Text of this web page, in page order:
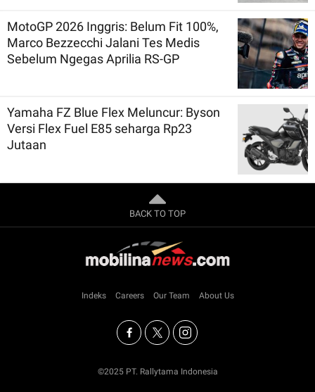
MotoGP 2026 Inggris: Belum Fit 100%,
Marco Bezzecchi Jalani Tes Medis
Sebelum Ngegas Aprilia RS-GP
Yamaha FZ Blue Flex Meluncur: Byson
Versi Flex Fuel E85 seharga Rp23
Jutaan
BACK TO TOP
Indeks Careers Our Team About Us
©2025 PT. Rallytama Indonesia